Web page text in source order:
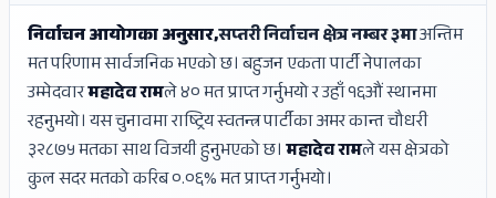
निर्वाचन आयोगका अनुसार,सप्तरी निर्वाचन क्षेत्र नम्बर ३माअन्तिम
मत परिणाम सार्वजनिक भएको छ। बहुजन एकता पार्टी नेपालका
उम्मेदवारमहादेव रामले ४० मत प्राप्त गर्नुभयो र उहाँ १६औं स्थानमा
रहनुभयो। यस चुनावमा राष्ट्रिय स्वतन्त्र पार्टीका अमर कान्त चौधरी
३२८७५ मतका साथ विजयी हुनुभएको छ।महादेव रामले यस क्षेत्रको
कुल सदर मतको करिब ०.०६% मत प्राप्त गर्नुभयो।